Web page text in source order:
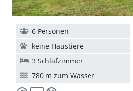
6 Personen
keine Haustiere
3 Schlafzimmer
780 m zum Wasser